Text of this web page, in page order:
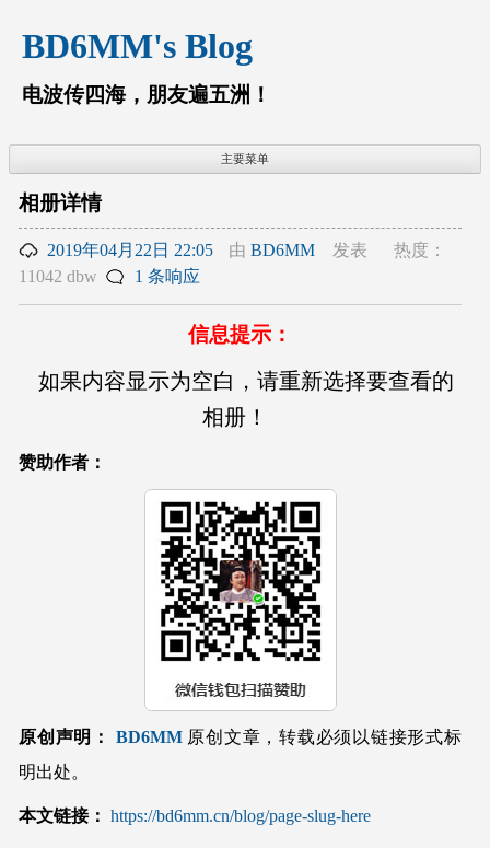
BD6MM's Blog
电波传四海，朋友遍五洲！
主要菜单
相册详情
2019年04月22日 22:05 由 BD6MM 发表
热度：
11042 dbw
1 条响应
信息提示：
如果内容显示为空白，请重新选择要查看的
相册！
赞助作者：
原创声明： BD6MM原创文章，转载必须以链接形式标
明出处。
本文链接： https://bd6mm.cn/blog/page-slug-here